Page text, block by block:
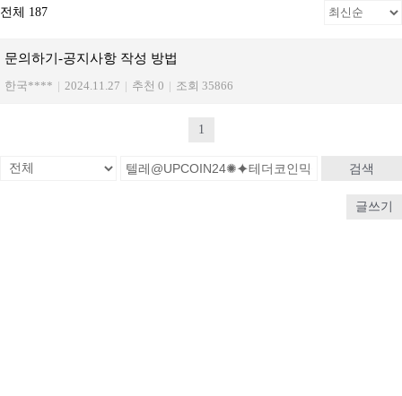
전체 187
문의하기-공지사항 작성 방법
한국**** | 2024.11.27 | 추천 0 | 조회 35866
1
검색
글쓰기